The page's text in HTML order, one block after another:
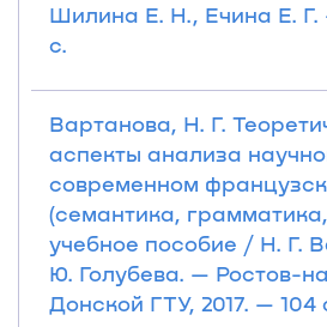
Шилина Е. Н., Ечина Е. Г.
с.
Вартанова, Н. Г.
аспекты анализа
современном
(семантика,
учебное пособие / Н. Г.
Ю. Голубева. — Ростов-
Донской ГТУ, 2017. — 104